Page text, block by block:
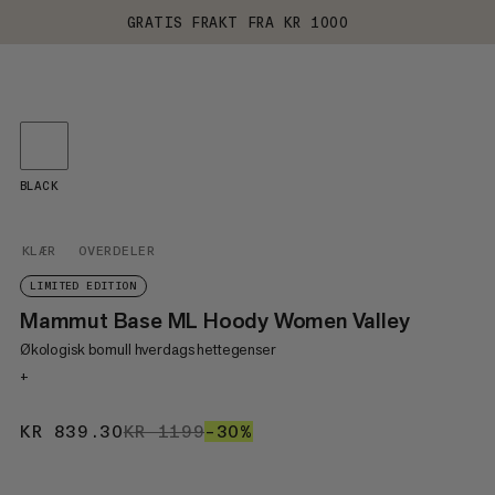
GRATIS FRAKT FRA KR 1000
KLÆR OVERDELER
LIMITED EDITION
Mammut Base ML Hoody Women Valley
Økologisk bomull hverdags hettegenser
+
KR 839.30KR 839.30
KR 1199KR 1199
–30%
BLACK